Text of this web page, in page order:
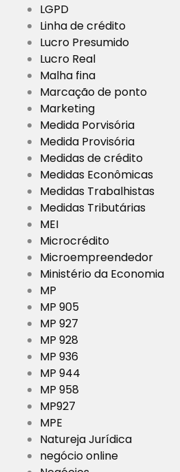
LGPD
Linha de crédito
Lucro Presumido
Lucro Real
Malha fina
Marcação de ponto
Marketing
Medida Porvisória
Medida Provisória
Medidas de crédito
Medidas Econômicas
Medidas Trabalhistas
Medidas Tributárias
MEI
Microcrédito
Microempreendedor
Ministério da Economia
MP
MP 905
MP 927
MP 928
MP 936
MP 944
MP 958
MP927
MPE
Natureja Jurídica
negócio online